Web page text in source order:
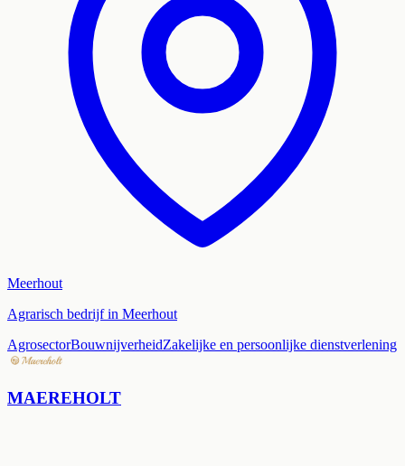
Meerhout
Agrarisch bedrijf in Meerhout
AgrosectorBouwnijverheidZakelijke en persoonlijke dienstverlening
MAEREHOLT